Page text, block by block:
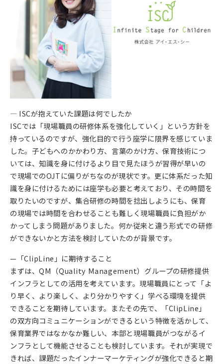
— ISCが抱えていた課題は何でしたか
ISCでは「現場職員の研修体系を強化していく」という方針を
持っているのですが、強化目的で行う座学に限界を感じていま
した。子どもへのかかわり方、言葉のかけ方、保育技術につ
いては、知識を身に付けるより目で見たほうが習得が早いの
で現場でのOJTに偏りがちなのが現状です。更に体系だった知
識を身に付けるためには座学も必要と考えており、その時間を
取りたいのですが、集合研修の時間を捻出しようにも、保育
の現場では時間を合わせることも難しく現場職員に負担がか
かってしまう問題がありました。何か従来と違う形式での研修
ができないかと方法を検討していたのが背景です。
—「ClipLine」に期待すること
まずは、QM（Quality Management）グループの研修提供
インフラとしての活用を考えています。現場職員にとって「よ
り早く、より楽しく、より分かりやすく」学べる環境を提供
できることを期待しています。またその先で、「ClipLine」
の双方向コミュニケーションができるという特徴を活かして、
保育業界ではなかなか難しい、本部と現場職員がつながるイ
ンフラとして機能させることも検討しています。それが実現で
きれば、課題だったインナーマーケティングが強化できると期